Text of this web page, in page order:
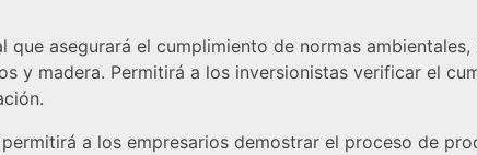
asegurará el cumplimiento de normas
y madera. Permitirá a los inversionistas verificar el
a los empresarios demostrar el proceso de